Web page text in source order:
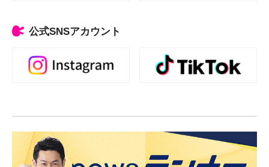
公式SNSアカウント